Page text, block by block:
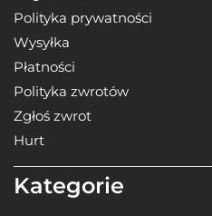
Polityka prywatności
Wysyłka
Płatności
Polityka zwrotów
Zgłoś zwrot
Hurt
Kategorie